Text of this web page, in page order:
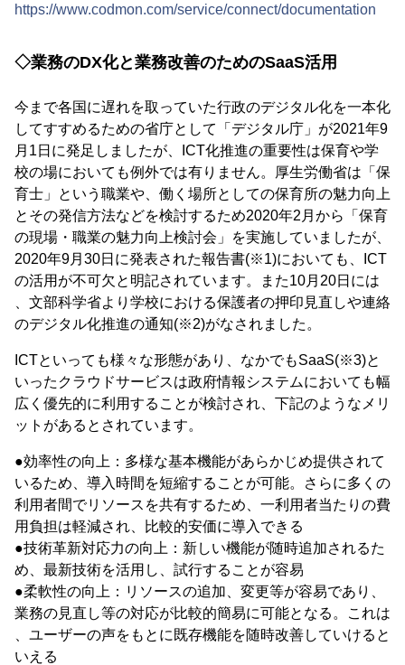
https://www.codmon.com/service/connect/documentation
◇業務のDX化と業務改善のためのSaaS活用
今まで各国に遅れを取っていた行政のデジタル化を一本化
してすすめるための省庁として「デジタル庁」が2021年9
月1日に発足しましたが、ICT化推進の重要性は保育や学
校の場においても例外では有りません。厚生労働省は「保
育士」という職業や、働く場所としての保育所の魅力向上
とその発信方法などを検討するため2020年2月から「保育
の現場・職業の魅力向上検討会」を実施していましたが、
2020年9月30日に発表された報告書(※1)においても、ICT
の活用が不可欠と明記されています。また10月20日には
、文部科学省より学校における保護者の押印見直しや連絡
のデジタル化推進の通知(※2)がなされました。
ICTといっても様々な形態があり、なかでもSaaS(※3)と
いったクラウドサービスは政府情報システムにおいても幅
広く優先的に利用することが検討され、下記のようなメリ
ットがあるとされています。
●効率性の向上：多様な基本機能があらかじめ提供されて
いるため、導入時間を短縮することが可能。さらに多くの
利用者間でリソースを共有するため、一利用者当たりの費
用負担は軽減され、比較的安価に導入できる
●技術革新対応力の向上：新しい機能が随時追加されるた
め、最新技術を活用し、試行することが容易
●柔軟性の向上：リソースの追加、変更等が容易であり、
業務の見直し等の対応が比較的簡易に可能となる。これは
、ユーザーの声をもとに既存機能を随時改善していけると
いえる